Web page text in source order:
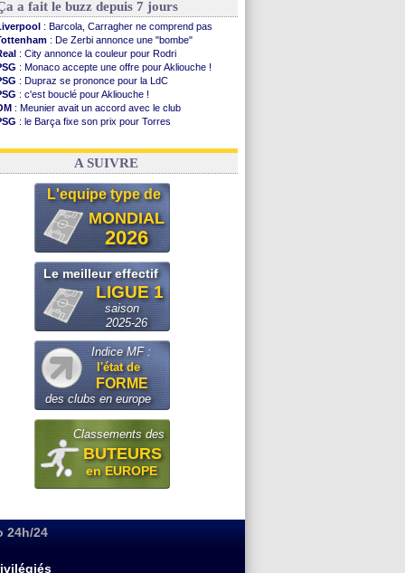
a fait le buzz depuis 7 jours
: Barcola, Carragher ne comprend pas
: De Zerbi annonce une "bombe"
: City annonce la couleur pour Rodri
: Monaco accepte une offre pour Akliouche !
: Dupraz se prononce pour la LdC
: c'est bouclé pour Akliouche !
: Meunier avait un accord avec le club
: le Barça fixe son prix pour Torres
: Torres souhaite rejoindre le PSG !
A SUIVRE
L'equipe type de
MONDIAL
2026
Le meilleur effectif
LIGUE 1
saison
2025-26
Indice MF :
l'état de
FORME
des clubs en europe
Classements des
BUTEURS
en EUROPE
24h/24